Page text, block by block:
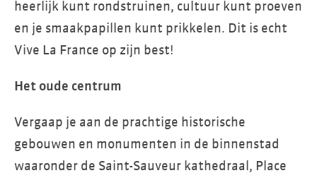
heerlijk kunt rondstruinen, cultuur kunt proeven
en je smaakpapillen kunt prikkelen. Dit is echt
Vive La France op zijn best!
Het oude centrum
Vergaap je aan de prachtige historische
gebouwen en monumenten in de binnenstad
waaronder de Saint-Sauveur kathedraal, Place